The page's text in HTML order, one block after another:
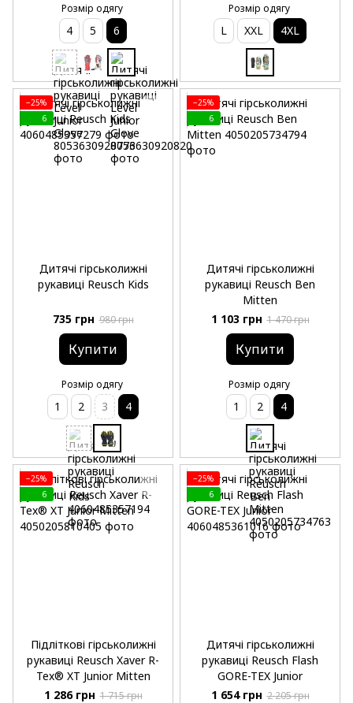
Розмір одягу
4 5 6
Розмір одягу
L XXL 4XL
−25%
6
Дитячі гірськолижні
рукавиці Reusch Kids
735 грн 980 грн
Купити
Розмір одягу
1 2 3 4
−25%
6
Дитячі гірськолижні
рукавиці Reusch Ben
Mitten
1 103 грн 1 470 грн
Купити
Розмір одягу
1 2 4
−25%
6
Підліткові гірськолижні
рукавиці Reusch Xaver R-
Tex® XT Junior Mitten
1 286 грн 1 715 грн
−25%
6
Дитячі гірськолижні
рукавиці Reusch Flash
GORE-TEX Junior
1 654 грн 2 205 грн